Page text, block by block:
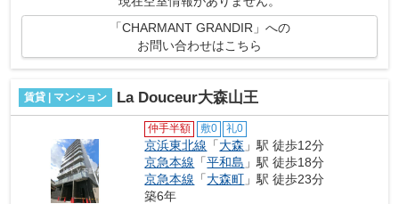
「CHARMANT GRANDIR」への
お問い合わせはこちら
賃貸 | マンション La Douceur大森山王
仲手半額 敷0 礼0
京浜東北線 「大森 」駅 徒歩12分
京急本線 「平和島 」駅 徒歩18分
京急本線 「大森町 」駅 徒歩23分
築6年